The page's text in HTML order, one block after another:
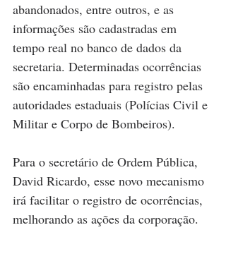
abandonados, entre outros, e as
informações são cadastradas em
tempo real no banco de dados da
secretaria. Determinadas ocorrências
são encaminhadas para registro pelas
autoridades estaduais (Polícias Civil e
Militar e Corpo de Bombeiros).
Para o secretário de Ordem Pública,
David Ricardo, esse novo mecanismo
irá facilitar o registro de ocorrências,
melhorando as ações da corporação.